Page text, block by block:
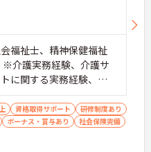
福祉士、精神保健福祉
※介護実務経験、介護サ
に関する実務経験、運
する実務経験、チーム
る実務経験 ■普通自動
）歓迎
資格取得サポート
研修制度あり
ボーナス・賞与あり
社会保険完備